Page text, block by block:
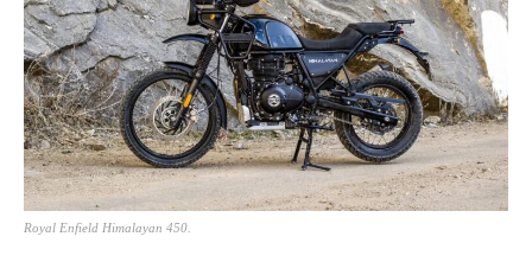
Royal Enfield Himalayan 450.